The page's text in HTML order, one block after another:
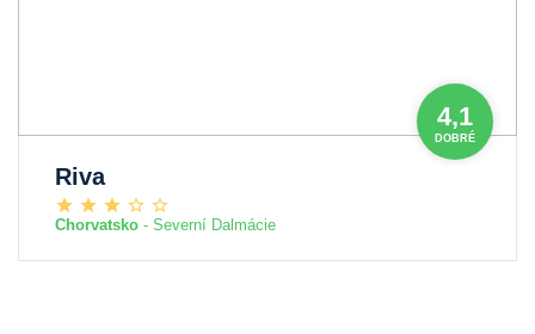
4,1
DOBRÉ
Riva
Chorvatsko - Severní Dalmácie